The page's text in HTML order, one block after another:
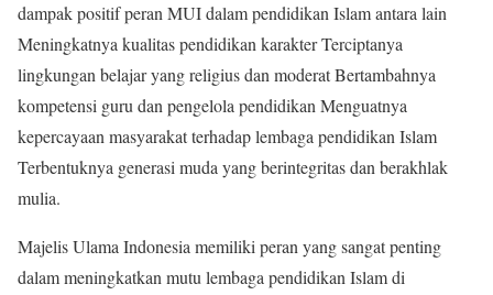
dampak positif peran MUI dalam pendidikan Islam antara lain
Meningkatnya kualitas pendidikan karakter Terciptanya
lingkungan belajar yang religius dan moderat Bertambahnya
kompetensi guru dan pengelola pendidikan Menguatnya
kepercayaan masyarakat terhadap lembaga pendidikan Islam
Terbentuknya generasi muda yang berintegritas dan berakhlak
mulia.
Majelis Ulama Indonesia memiliki peran yang sangat penting
dalam meningkatkan mutu lembaga pendidikan Islam di